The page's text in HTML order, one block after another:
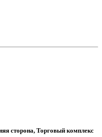
сторона, Торговый комплекс